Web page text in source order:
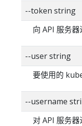
--token string
向 API 服务器
--user string
要使用的
--username
对 API 服务器